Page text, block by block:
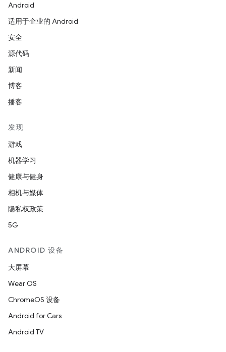
Android
适用于企业的 Android
安全
源代码
新闻
博客
播客
发现
游戏
机器学习
健康与健身
相机与媒体
隐私权政策
5G
ANDROID 设备
大屏幕
Wear OS
ChromeOS 设备
Android for Cars
Android TV